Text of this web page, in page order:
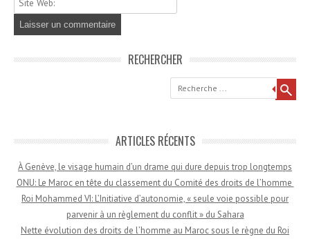
RECHERCHER
Recherche
ARTICLES RÉCENTS
À Genève, le visage humain d’un drame qui dure depuis trop longtemps
ONU: Le Maroc en tête du classement du Comité des droits de l’homme
Roi Mohammed VI: L’Initiative d’autonomie, « seule voie possible pour
parvenir à un règlement du conflit » du Sahara
Nette évolution des droits de l’homme au Maroc sous le règne du Roi